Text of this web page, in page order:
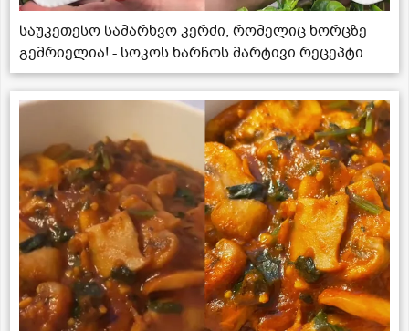
საუკეთესო სამარხვო კერძი, რომელიც ხორცზე
გემრიელია! - სოკოს ხარჩოს მარტივი რეცეპტი